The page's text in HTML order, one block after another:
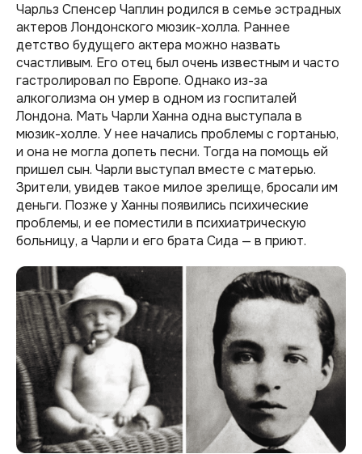
Чарльз Спенсер Чаплин родился в семье эстрадных
актеров Лондонского мюзик-холла. Раннее
детство будущего актера можно назвать
счастливым. Его отец был очень известным и часто
гастролировал по Европе. Однако из-за
алкоголизма он умер в одном из госпиталей
Лондона. Мать Чарли Ханна одна выступала в
мюзик-холле. У нее начались проблемы с гортанью,
и она не могла допеть песни. Тогда на помощь ей
пришел сын. Чарли выступал вместе с матерью.
Зрители, увидев такое милое зрелище, бросали им
деньги. Позже у Ханны появились психические
проблемы, и ее поместили в психиатрическую
больницу, а Чарли и его брата Сида — в приют.